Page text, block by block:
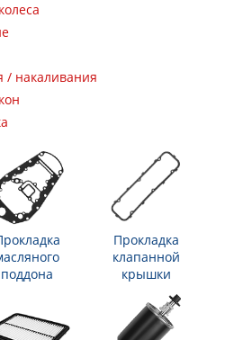
/ накаливания
поддона
Прокладка
клапанной
крышки